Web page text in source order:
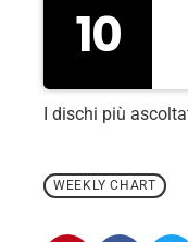
10
I dischi più
WEEKLY CHART